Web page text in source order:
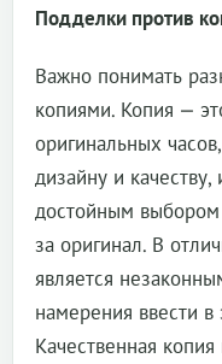
Подделки против
Важно понимать
копиями. Копия —
оригинальных
дизайну и
достойным выбором
за оригинал. В
является
намерения ввести
Качественная